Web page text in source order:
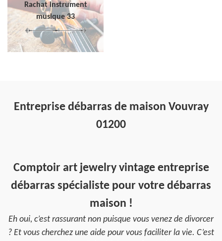
Rachat instrument
musique 33
Entreprise débarras de maison Vouvray
01200
Comptoir art jewelry vintage entreprise
débarras spécialiste pour votre débarras
maison !
Eh oui, c’est rassurant non puisque vous venez de divorcer
? Et vous cherchez une aide pour vous faciliter la vie. C’est